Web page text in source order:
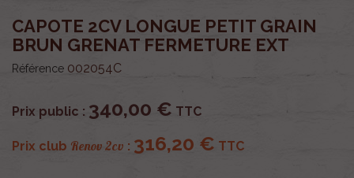
CAPOTE 2CV LONGUE PETIT GRAIN
BRUN GRENAT FERMETURE EXT
Référence 002054C
Prix public : 340,00 € TTC
Prix club Renov 2cv : 316,20 € TTC